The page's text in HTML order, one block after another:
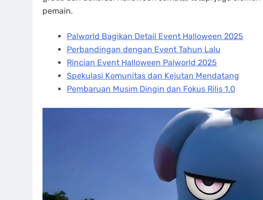
pemain.
Palworld Bagikan Detail Event Halloween 2025
Perbandingan dengan Event Tahun Lalu
Rincian Event Halloween Palworld 2025
Spekulasi Komunitas dan Kejutan Mendatang
Pembaruan Musim Dingin dan Fokus Rilis 1.0